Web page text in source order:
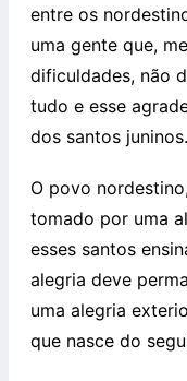
entre os
uma gente que,
dificuldades, não
tudo e esse
dos santos juninos.
O povo
tomado por uma
esses santos
alegria deve
uma alegria
que nasce do